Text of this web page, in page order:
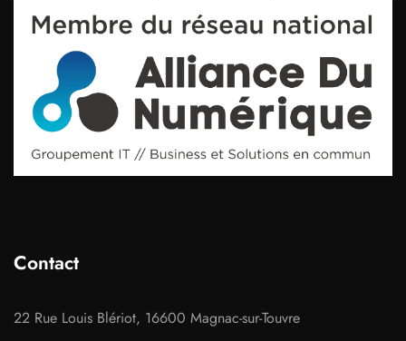
Contact
22 Rue Louis Blériot, 16600 Magnac-sur-Touvre